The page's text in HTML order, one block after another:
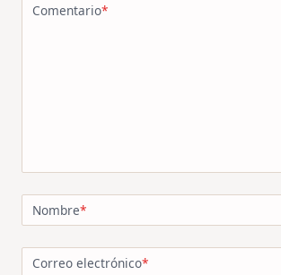
Comentario*
Nombre*
Correo electrónico*